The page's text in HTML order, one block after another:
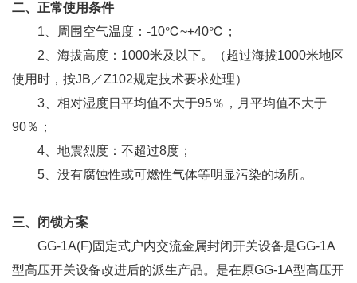
二、正常使用条件
1、周围空气温度：-10℃~+40℃；
2、海拔高度：1000米及以下。（超过海拔1000米地区
使用时，按JB／Z102规定技术要求处理）
3、相对湿度日平均值不大于95％，月平均值不大于
90％；
4、地震烈度：不超过8度；
5、没有腐蚀性或可燃性气体等明显污染的场所。
三、闭锁方案
GG-1A(F)固定式户内交流金属封闭开关设备是GG-1A
型高压开关设备改进后的派生产品。是在原GG-1A型高压开